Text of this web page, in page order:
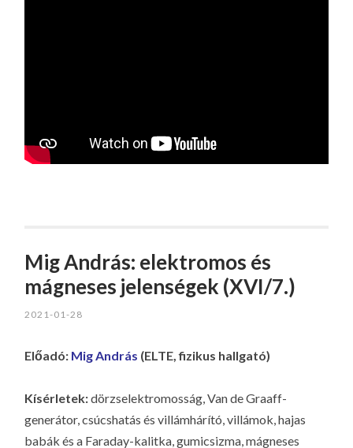
Mig András: elektromos és
mágneses jelenségek (XVI/7.)
2021-01-28
Előadó: Mig András (ELTE, fizikus hallgató)
Kísérletek:dörzselektromosság, Van de Graaff-
generátor, csúcshatás és villámhárító, villámok, hajas
babák és a Faraday-kalitka, gumicsizma, mágneses